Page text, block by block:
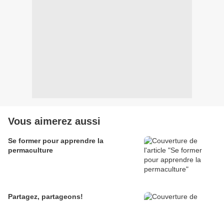
Vous aimerez aussi
Se former pour apprendre la
permaculture
Partagez, partageons!